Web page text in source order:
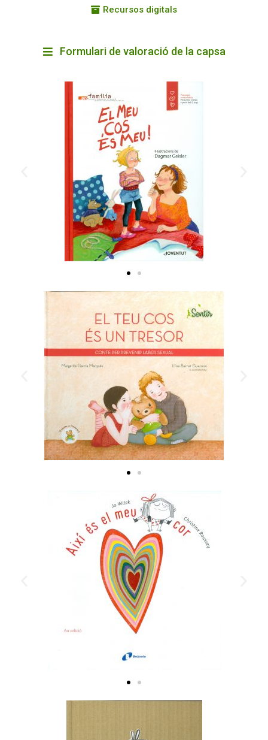
Recursos digitals
Formulari de valoració de la capsa